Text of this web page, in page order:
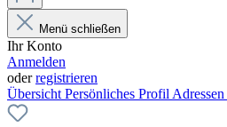
Menü schließen
Ihr Konto
Anmelden
oderregistrieren
Übersicht Persönliches Profil Adressen